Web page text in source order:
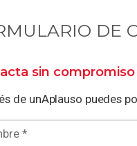
DE
sin
de unAplauso puedes